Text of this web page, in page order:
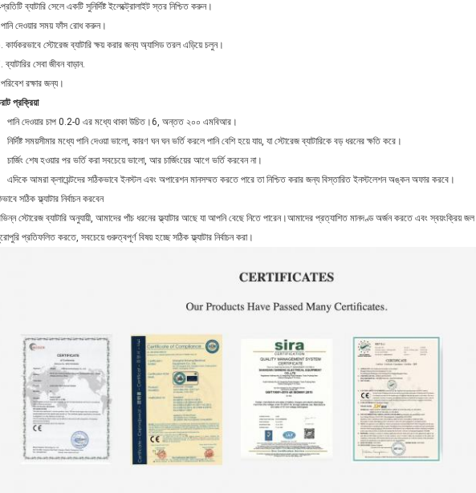
ব্যাটারি সেলে একটি সুনির্দিষ্ট ইলেক্ট্রোলাইট স্তর নিশ্চিত করুন।
দেওয়ার সময় ফাঁস রোধ করুন।
কার্যকরভাবে স্টোরেজ ব্যাটারি ক্ষয় করার জন্য অ্যাসিড তরল এড়িয়ে চলুন।
ব্যাটারির সেবা জীবন বাড়ান.
রক্ষার জন্য।
প্রক্রিয়া
পানি দেওয়ার চাপ 0.2-0 এর মধ্যে থাকা উচিত।6, অন্তত ২০০ এমবিআর।
নির্দিষ্ট সময়সীমার মধ্যে পানি দেওয়া ভালো, কারণ ঘন ঘন ভর্তি করলে পানি বেশি হয়ে যায়, যা স্টোরেজ ব্যাটারিকে বড় ধরনের ক্ষতি করে।
চার্জিং শেষ হওয়ার পর ভর্তি করা সবচেয়ে ভালো, আর চার্জিংয়ের আগে ভর্তি করবেন না।
এদিকে আমরা ক্লায়েন্টদের সঠিকভাবে ইনস্টল এবং অপারেশন মানসম্মত করতে পারে তা নিশ্চিত করার জন্য বিস্তারিত ইনস্টলেশন অঙ্কন অফার করবে।
সঠিক ফ্ল্যাটার নির্বাচন করবেন
স্টোরেজ ব্যাটারি অনুযায়ী, আমাদের পাঁচ ধরনের ফ্ল্যাটার আছে যা আপনি বেছে নিতে পারেন।আমাদের প্রত্যাশিত মানদণ্ড অর্জন করতে এবং স্বয়ংক্রিয় জল
প্রতিফলিত করতে, সবচেয়ে গুরুত্বপূর্ণ বিষয় হচ্ছে সঠিক ফ্ল্যাটার নির্বাচন করা।